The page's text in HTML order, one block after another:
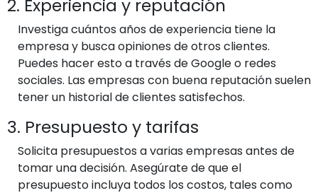
2. Experiencia y reputación
Investiga cuántos años de experiencia tiene la
empresa y busca opiniones de otros clientes.
Puedes hacer esto a través de Google o redes
sociales. Las empresas con buena reputación suelen
tener un historial de clientes satisfechos.
3. Presupuesto y tarifas
Solicita presupuestos a varias empresas antes de
tomar una decisión. Asegúrate de que el
presupuesto incluya todos los costos, tales como